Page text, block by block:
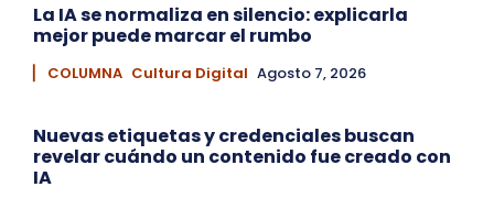
La IA se normaliza en silencio: explicarla
mejor puede marcar el rumbo
▏ COLUMNA Cultura Digital Agosto 7, 2026
Nuevas etiquetas y credenciales buscan
revelar cuándo un contenido fue creado con
IA